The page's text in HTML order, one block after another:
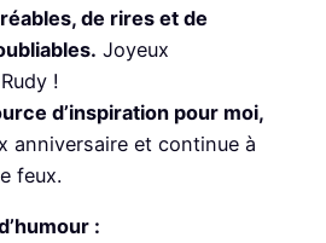
de rires et de
Joyeux
!
d’inspiration pour moi,
anniversaire et continue à
feux.
: